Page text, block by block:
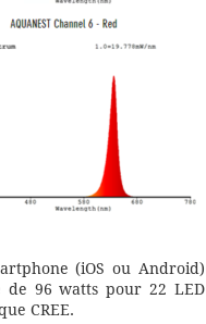
(iOS ou Android)
de 96 watts pour 22 LED
CREE.